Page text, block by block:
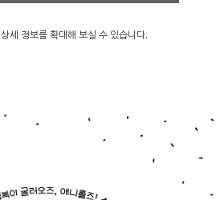
상세 정보를 확대해 보실 수 있습니다.